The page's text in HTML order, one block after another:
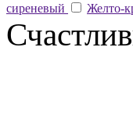
сиреневый
Желто-